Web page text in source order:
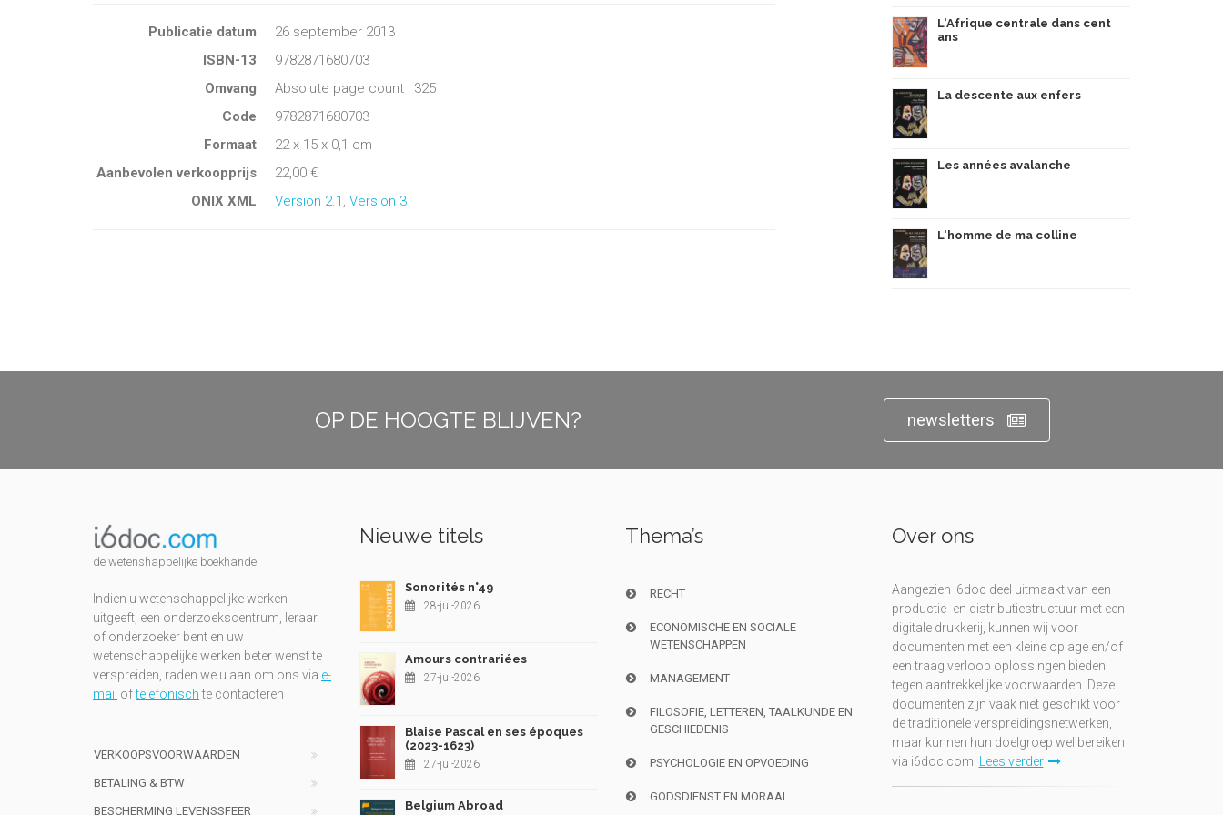
Publicatie datum
26 september 2013
ISBN-13
9782871680703
Omvang
Absolute page count : 325
Code
9782871680703
Formaat
22 x 15 x 0,1 cm
Aanbevolen verkoopprijs
22,00 €
ONIX XML
Version 2.1 Version 3
L'Afrique centrale dans cent
ans
La descente aux enfers
Les années avalanche
L'homme de ma colline
OP DE HOOGTE BLIJVEN? newsletters
de wetenshappelijke boekhandel
Indien u wetenschappelijke werken
uitgeeft, een onderzoekscentrum, leraar
of onderzoeker bent en uw
wetenschappelijke werken beter wenst te
verspreiden, raden we u aan om ons via e-
mail oftelefonischte contacteren
VERKOOPSVOORWAARDEN
BETALING & BTW
BESCHERMING LEVENSSFEER
Nieuwe titels
Sonorités n°49
28-jul-2026
Amours contrariées
27-jul-2026
Blaise Pascal en ses époques
(2023-1623)
27-jul-2026
Belgium Abroad
Thema’s
RECHT
ECONOMISCHE EN SOCIALE
WETENSCHAPPEN
MANAGEMENT
FILOSOFIE, LETTEREN, TAALKUNDE EN
GESCHIEDENIS
PSYCHOLOGIE EN OPVOEDING
GODSDIENST EN MORAAL
Over ons
Aangezien i6doc deel uitmaakt van een
productie- en distributiestructuur met een
digitale drukkerij, kunnen wij voor
documenten met een kleine oplage en/of
een traag verloop oplossingen bieden
tegen aantrekkelijke voorwaarden. Deze
documenten zijn vaak niet geschikt voor
de traditionele verspreidingsnetwerken,
maar kunnen hun doelgroep wel bereiken
via i6doc.com. Lees verder